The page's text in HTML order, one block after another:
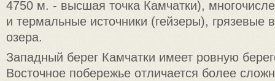
4750 м. - высшая точка Камчатки),
и термальные источники (гейзеры), грязевые
озера.
Западный берег Камчатки имеет ровную
Восточное побережье отличается более